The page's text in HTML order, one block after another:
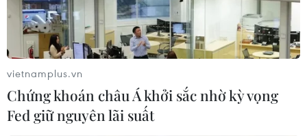
Hấp dẫn sự kiện hội tụ quán bún bò
Huế tiêu biểu cả nước
23/07/2026 15:01
Rộn rã đêm hội Sâm Ngọc
Linh: Trải nghiệm văn hóa đại ngàn
vietnamplus.vn
Chứng khoán châu Á khởi sắc nhờ kỳ vọng
Fed giữ nguyên lãi suất